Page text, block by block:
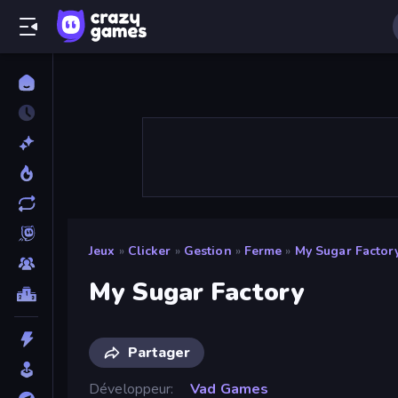
Jeux » Clicker » Gestion » Ferme » My Sugar
My Sugar Factory
Partager
Développeur
Vad Games